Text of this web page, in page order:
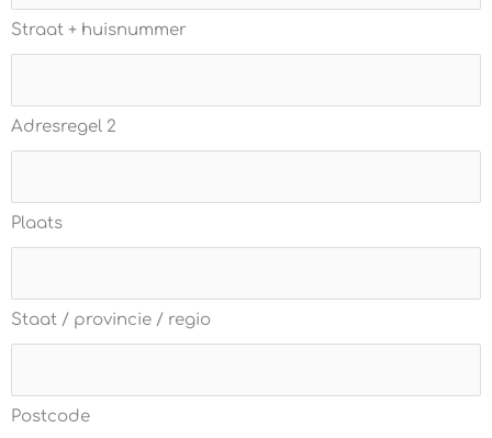
Straat + huisnummer
Adresregel 2
Plaats
Staat / provincie / regio
Postcode